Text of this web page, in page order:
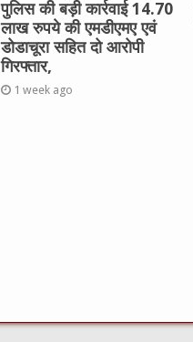
पुलिस की बड़ी कार्रवाई 14.70
लाख रुपये की एमडीएमए एवं
डोडाचूरा सहित दो आरोपी
गिरफ्तार,
1 week ago